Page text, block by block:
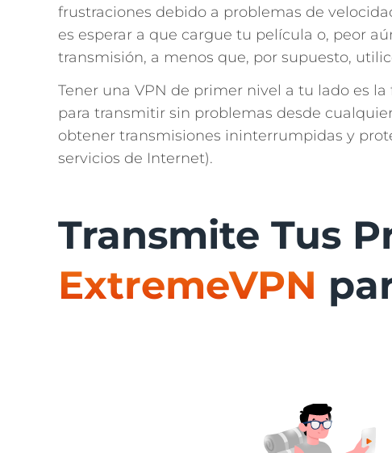
frustraciones debido a problemas de
es esperar a que cargue tu película o, peor
transmisión, a menos que, por supuesto,
Tener una VPN de primer nivel a tu lado es
para transmitir sin problemas desde
obtener transmisiones ininterrumpidas y
servicios de Internet).
Transmite Tus
ExtremeVPN